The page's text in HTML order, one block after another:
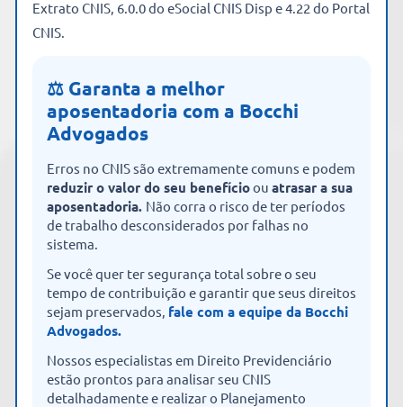
Extrato CNIS, 6.0.0 do eSocial CNIS Disp e 4.22 do Portal
CNIS.
⚖️ Garanta a melhor
aposentadoria com a Bocchi
Advogados
Erros no CNIS são extremamente comuns e podem
reduzir o valor do seu benefícioou atrasar a sua
aposentadoria. Não corra o risco de ter períodos
de trabalho desconsiderados por falhas no
sistema.
Se você quer ter segurança total sobre o seu
tempo de contribuição e garantir que seus direitos
sejam preservados, fale com a equipe da Bocchi
Advogados.
Nossos especialistas em Direito Previdenciário
estão prontos para analisar seu CNIS
detalhadamente e realizar o Planejamento